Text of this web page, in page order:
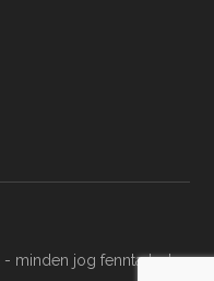
minden jog fenntartva!